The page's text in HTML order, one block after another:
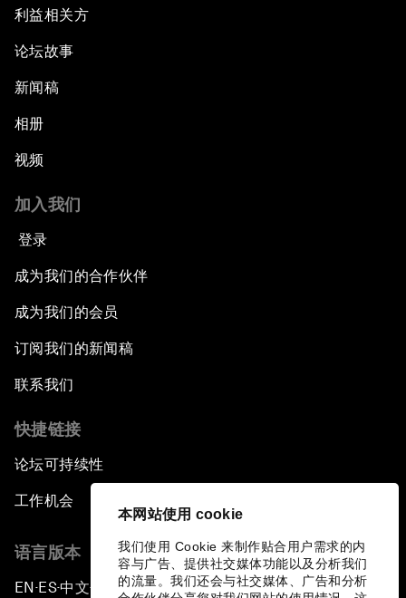
本网站使用 cookie
我们使用 Cookie 来制作贴合用户需求的内
容与广告、提供社交媒体功能以及分析我们
的流量。我们还会与社交媒体、广告和分析
利益相关方
论坛故事
新闻稿
相册
视频
加入我们
登录
成为我们的合作伙伴
成为我们的会员
订阅我们的新闻稿
联系我们
快捷链接
论坛可持续性
工作机会
语言版本
EN ▪ES▪中文▪ 日本語